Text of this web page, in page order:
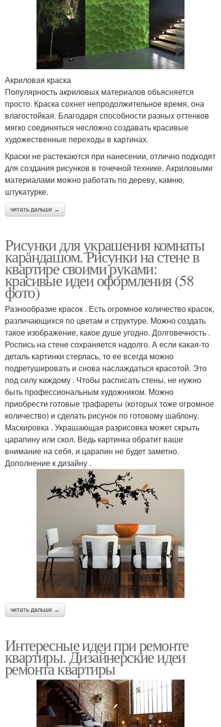
Акриловая краска
Популярность акриловых материалов объясняется
просто. Краска сохнет непродолжительное время, она
влагостойкая. Благодаря способности разных оттенков
мягко соединяться несложно создавать красивые
художественные переходы в картинах.
Краски не растекаются при нанесении, отлично подходят
для создания рисунков в точечной технике. Акриловыми
материалами можно работать по дереву, камню,
штукатурке.
читать дальше →
Рисунки для украшения комнаты
карандашом. Рисунки на стене в
квартире своими руками:
красивые идеи оформления (58
фото)
Разнообразие красок . Есть огромное количество красок,
различающихся по цветам и структуре. Можно создать
такое изображение, какое душе угодно. Долговечность .
Роспись на стене сохраняется надолго. А если какая-то
деталь картинки стерлась, то ее всегда можно
подретушировать и снова наслаждаться красотой. Это
под силу каждому . Чтобы расписать стены, не нужно
быть профессиональным художником. Можно
приобрести готовые трафареты (которых тоже огромное
количество) и сделать рисунок по готовому шаблону.
Маскировка . Украшающая разрисовка может скрыть
царапину или скол. Ведь картинка обратит ваше
внимание на себя, и царапин не будет заметно.
Дополнение к дизайну .
читать дальше →
Интересные идеи при ремонте
квартиры. Дизайнерские идеи
ремонта квартиры